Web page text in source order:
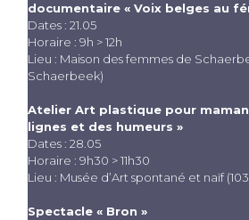
documentaire «Voix belges au
Dates : 21.05
Horaire : 9h > 12h
Lieu : Maison des femmes de
Schaerbeek)
Atelier Art plastique pour
lignes et des humeurs »
Dates : 28.05
Horaire : 9h30 > 11h30
Lieu : Musée d’Art spontané et naïf
Spectacle « Bron »